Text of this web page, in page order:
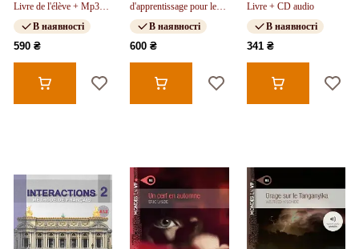
Livre de l'élève + Mp3
CD + DVD
В наявності
590 ₴
d'apprentissage pour le
niveau A1.1
В наявності
600 ₴
Livre + CD audio
В наявності
341 ₴